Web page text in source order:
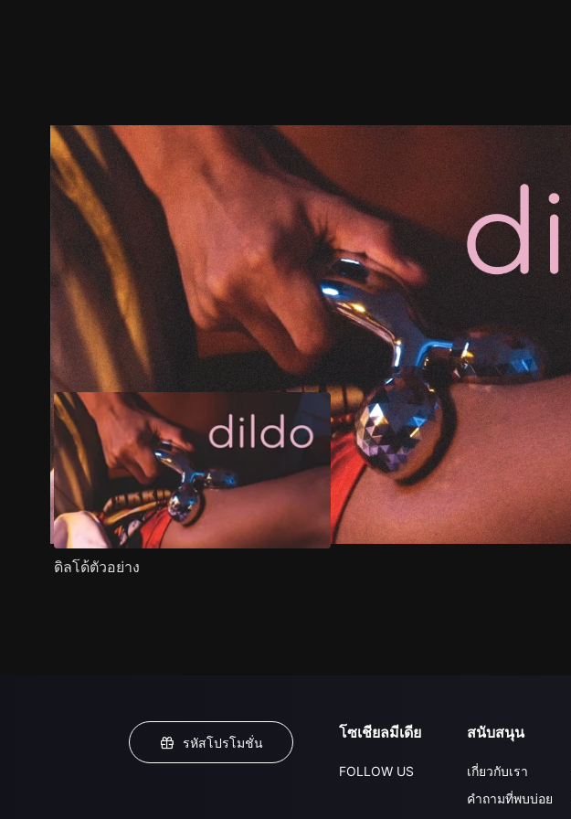
ตัวอย่าง ภาพนิ่ง เนื้อหาที่แนะนำ รายละเอียด
ดิลโด้ตัวอย่าง
รหัสโปรโมชั่น
โซเชียลมีเดีย
FOLLOW US
สนับสนุน
เกี่ยวกับเรา
คำถามที่พบบ่อย